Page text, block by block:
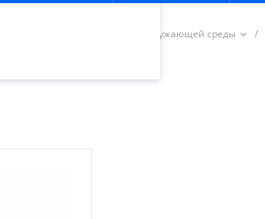
Измерители параметров окружающей среды /